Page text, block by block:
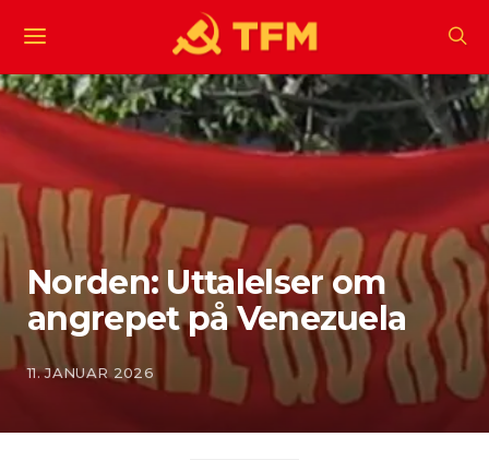
Norden: Uttalelser om
angrepet på Venezuela
11. JANUAR 2026